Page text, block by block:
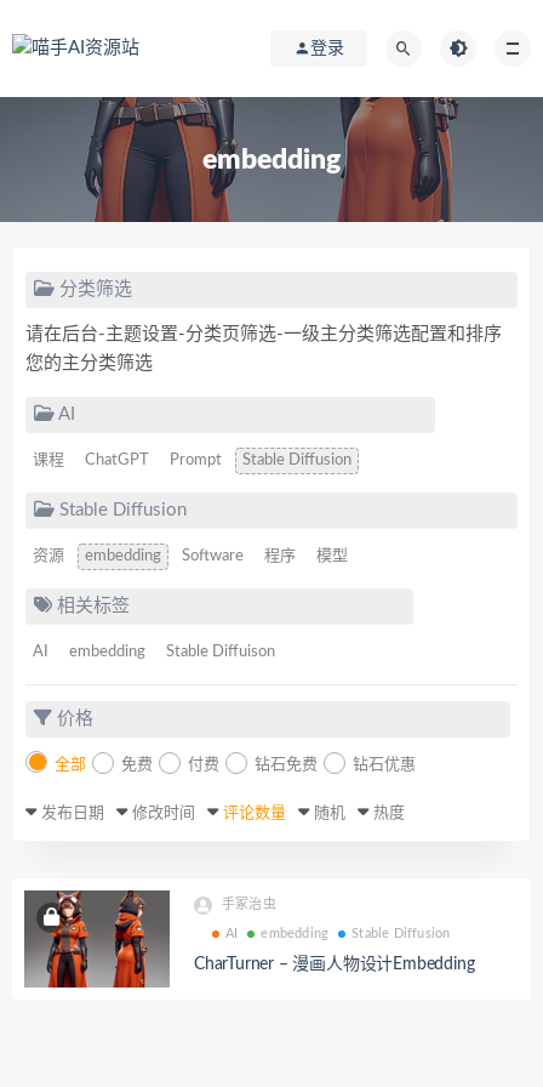
登录
embedding
分类筛选
请在后台-主题设置-分类页筛选-一级主分类筛选配置和排序
您的主分类筛选
AI
课程 ChatGPT Prompt Stable Diffusion
Stable Diffusion
资源 embedding Software 程序 模型
相关标签
AI embedding Stable Diffuison
价格
全部 免费 付费 钻石免费 钻石优惠
发布日期 修改时间 评论数量 随机 热度
手冢治虫
AI embedding Stable Diffusion
CharTurner – 漫画人物设计Embedding